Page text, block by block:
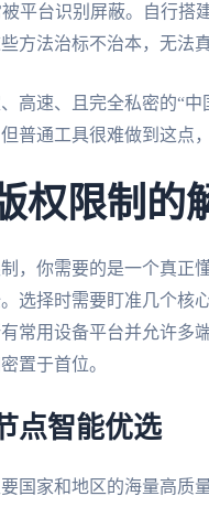
平台识别屏蔽。自行搭
方法治标不治本，无法
高速、且完全私密的“
普通工具很难做到这点
权限制的
，你需要的是一个真正
选择时需要盯准几个核
常用设备平台并允许多
置于首位。
点智能优选
国家和地区的海量高质